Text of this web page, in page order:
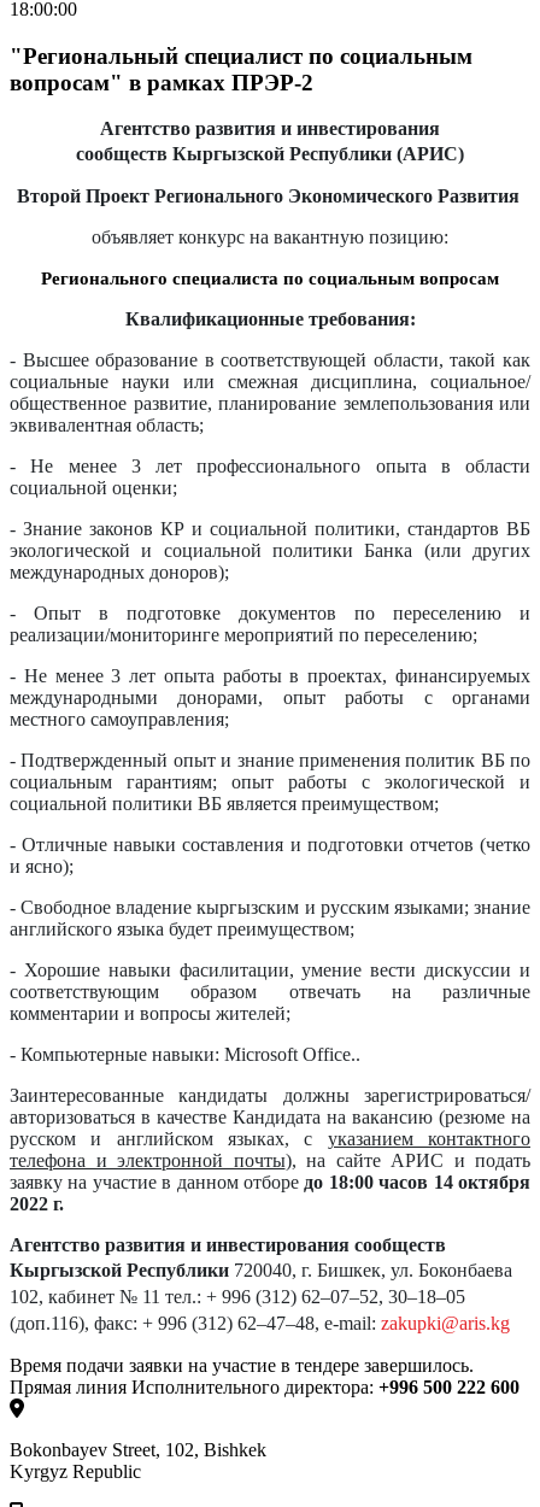
18:00:00
"Региональный специалист по социальным
вопросам" в рамках ПРЭР-2
Агентство развития и инвестирования
сообществ Кыргызской Республики (АРИС)
Второй Проект Регионального Экономического Развития
объявляет конкурс на вакантную позицию:
Регионального специалиста по социальным вопросам
Квалификационные требования:
- Высшее образование в соответствующей области, такой как
социальные науки или смежная дисциплина, социальное/
общественное развитие, планирование землепользования или
эквивалентная область;
- Не менее 3 лет профессионального опыта в области
социальной оценки;
- Знание законов КР и социальной политики, стандартов ВБ
экологической и социальной политики Банка (или других
международных доноров);
- Опыт в подготовке документов по переселению и
реализации/мониторинге мероприятий по переселению;
- Не менее 3 лет опыта работы в проектах, финансируемых
международными донорами, опыт работы с органами
местного самоуправления;
- Подтвержденный опыт и знание применения политик ВБ по
социальным гарантиям; опыт работы с экологической и
социальной политики ВБ является преимуществом;
- Отличные навыки составления и подготовки отчетов (четко
и ясно);
- Свободное владение кыргызским и русским языками; знание
английского языка будет преимуществом;
- Хорошие навыки фасилитации, умение вести дискуссии и
соответствующим образом отвечать на различные
комментарии и вопросы жителей;
- Компьютерные навыки: Microsoft Office..
Заинтересованные кандидаты должны зарегистрироваться/
авторизоваться в качестве Кандидата на вакансию (резюме на
русском и английском языках, с указанием контактного
телефона и электронной почты), на сайте АРИС и подать
заявку на участие в данном отборе до 18:00 часов 14 октября
2022 г.
Агентство развития и инвестирования сообществ
Кыргызской Республики 720040, г. Бишкек, ул. Боконбаева
102, кабинет № 11 тел.: + 996 (312) 62–07–52, 30–18–05
(доп.116), факс: + 996 (312) 62–47–48, e-mail: zakupki@aris.kg
Время подачи заявки на участие в тендере завершилось.
Прямая линия Исполнительного директора: +996 500 222 600
Bokonbayev Street, 102, Bishkek
Kyrgyz Republic